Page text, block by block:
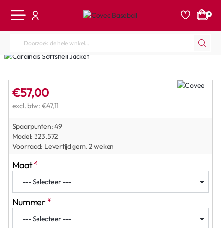
0
Doorzoek
de
winkel...
Spaarpunten:49
Model: 323.572
Voorraad: Levertijd gem. 2 weken
€57,00
excl. btw: €47,11
Maat
Nummer